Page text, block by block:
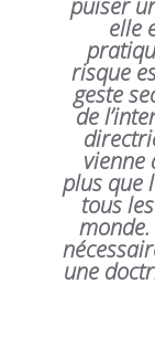
puiser
elle
risque
geste
de
vienne
plus que
tous
une